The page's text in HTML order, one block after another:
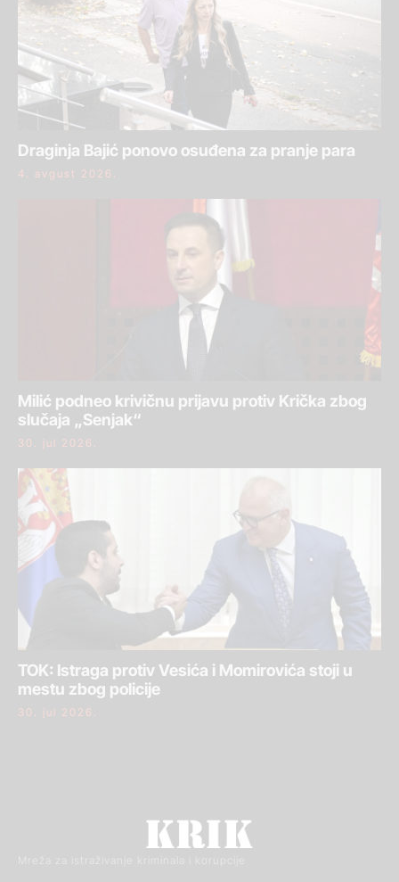
Draginja Bajić ponovo osuđena za pranje para
4. avgust 2026.
Milić podneo krivičnu prijavu protiv Krička zbog
slučaja „Senjak“
30. jul 2026.
TOK: Istraga protiv Vesića i Momirovića stoji u
mestu zbog policije
30. jul 2026.
Mreža za istraživanje kriminala i korupcije